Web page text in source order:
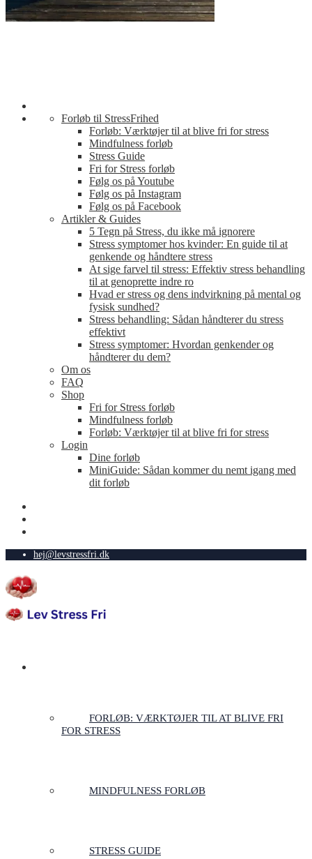
Forløb til StressFrihed
Forløb: Værktøjer til at blive fri for stress
Mindfulness forløb
Stress Guide
Fri for Stress forløb
Følg os på Youtube
Følg os på Instagram
Følg os på Facebook
Artikler & Guides
5 Tegn på Stress, du ikke må ignorere
Stress symptomer hos kvinder: En guide til at
genkende og håndtere stress
At sige farvel til stress: Effektiv stress behandling
til at genoprette indre ro
Hvad er stress og dens indvirkning på mental og
fysisk sundhed?
Stress behandling: Sådan håndterer du stress
effektivt
Stress symptomer: Hvordan genkender og
håndterer du dem?
Om os
FAQ
Shop
Fri for Stress forløb
Mindfulness forløb
Forløb: Værktøjer til at blive fri for stress
Login
Dine forløb
MiniGuide: Sådan kommer du nemt igang med
dit forløb
hej@levstressfri.dk
FORLØB: VÆRKTØJER TIL AT BLIVE FRI
FOR STRESS
MINDFULNESS FORLØB
STRESS GUIDE